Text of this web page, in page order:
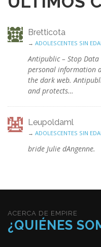
Bretticota
→ ADOLESCENTES SIN
Antipublic – Stop Data
personal information
the dark web.
and protects…
Leupoldaml
→ ADOLESCENTES SIN
bride Julie dAngenne.
ACERCA DE EMPIRE
¿QUIÉNES